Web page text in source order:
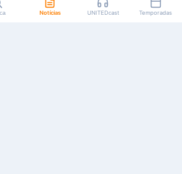
Notícias UNITEDcast Temporadas